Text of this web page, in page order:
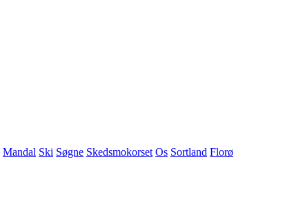
Mandal Ski Søgne Skedsmokorset Os Sortland Florø